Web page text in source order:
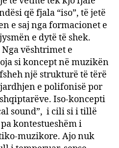
që fjala “iso”, të jetë
e saj nga formacionet e
e dytë të shek.
vështrimet e
si koncept në muzikën
një strukturë të tërë
e polifonisë por
Iso-koncepti
sound”, i cili si i tillë
kontestueshëm i
muzikore. Ajo nuk